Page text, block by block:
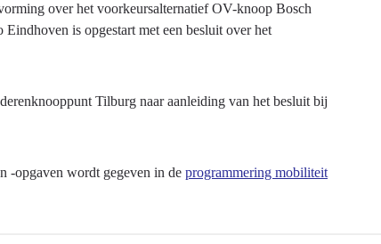
over het voorkeursalternatief OV-knoop Bosch
is opgestart met een besluit over het
Tilburg naar aanleiding van het besluit bij
-opgaven wordt gegeven in de programmering mobiliteit